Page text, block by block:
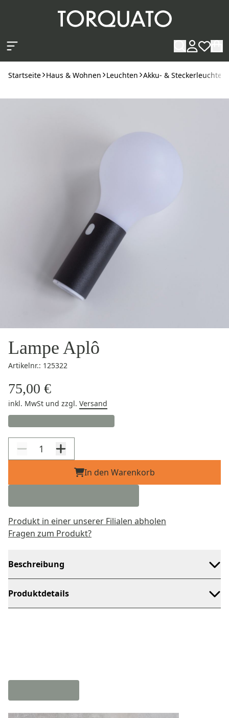
Startseite Haus & Wohnen Leuchten Akku- & Steckerleuchten
Lampe Aplô
Artikelnr.: 125322
75,00 €
inkl. MwSt und zzgl. Versand
In den Warenkorb
Produkt in einer unserer Filialen abholen
Fragen zum Produkt?
Beschreibung
Produktdetails